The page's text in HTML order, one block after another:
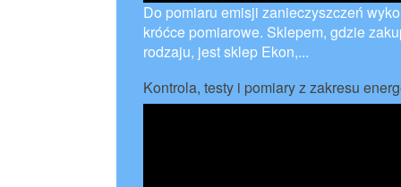
Do pomiaru emisji zanieczyszczeń
króćce pomiarowe. Sklepem, gdzie
rodzaju, jest sklep Ekon,...
Kontrola, testy i pomiary z zakresu